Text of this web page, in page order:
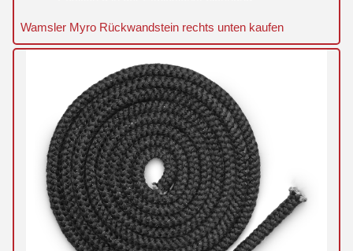
Wamsler Myro Rückwandstein rechts unten kaufen